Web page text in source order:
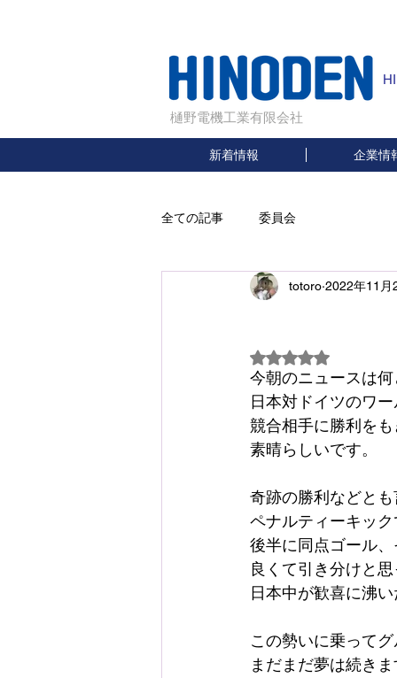
樋野電機工業有限会社
新着情報 企業情
全ての記事 委員会
totoro 2022年11月
5つ星のうちNaN
今朝のニュースは
日本対ドイツのワ
競合相手に勝利を
素晴らしいです。
奇跡の勝利などと
ペナルティーキッ
後半に同点ゴール
良くて引き分けと
日本中が歓喜に沸
この勢いに乗って
まだまだ夢は続き